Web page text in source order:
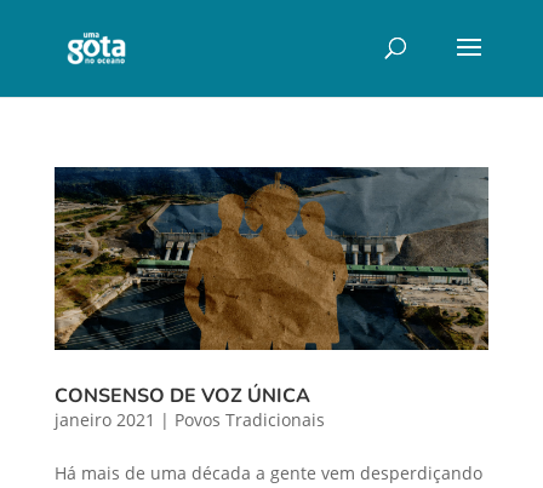
CONSENSO DE VOZ ÚNICA
janeiro 2021 | Povos Tradicionais
Há mais de uma década a gente vem desperdiçando